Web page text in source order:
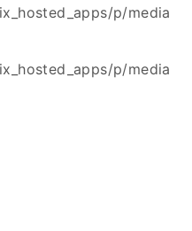
p/media
p/media